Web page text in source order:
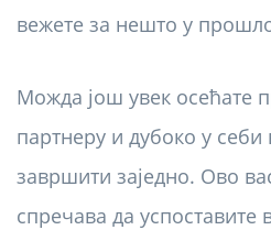
вежете за нешто у
Можда још увек осећате
партнеру и дубоко у себи
завршити заједно. Ово
спречава да